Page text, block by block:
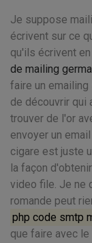
Je suppose
écrivent sur ce
qu'ils écrivent
de mailing
faire un emailing
de découvrir qui
trouver de l'or
envoyer un
cigare est juste
la façon
video file. Je ne
romande peut
php code smtp
que faire avec